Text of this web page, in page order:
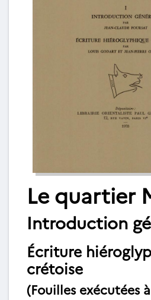
Le quartier
Introduction
Écriture
crétoise
(Fouilles exécutées